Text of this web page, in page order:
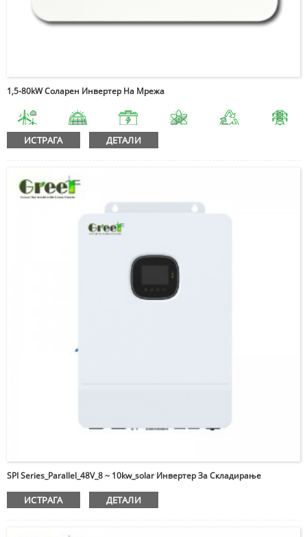
1,5-80kW Соларен Инвертер На Мрежа
ИСТРАГА ДЕТАЛИ
SPI Series_Parallel_48V_8 ~ 10kw_solar Инвертер За Складирање
ИСТРАГА ДЕТАЛИ